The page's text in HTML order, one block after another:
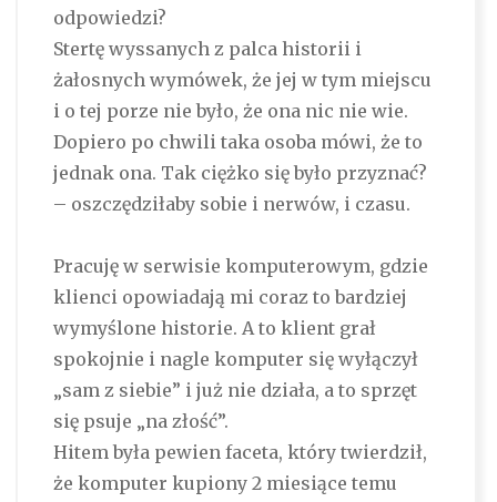
odpowiedzi?
Stertę wyssanych z palca historii i
żałosnych wymówek, że jej w tym miejscu
i o tej porze nie było, że ona nic nie wie.
Dopiero po chwili taka osoba mówi, że to
jednak ona. Tak ciężko się było przyznać?
– oszczędziłaby sobie i nerwów, i czasu.
Pracuję w serwisie komputerowym, gdzie
klienci opowiadają mi coraz to bardziej
wymyślone historie. A to klient grał
spokojnie i nagle komputer się wyłączył
„sam z siebie” i już nie działa, a to sprzęt
się psuje „na złość”.
Hitem była pewien faceta, który twierdził,
że komputer kupiony 2 miesiące temu